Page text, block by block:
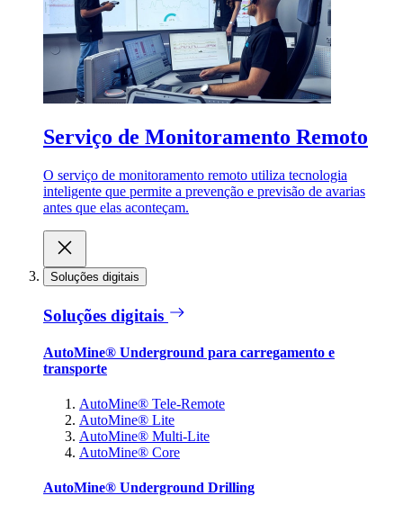
Serviço de Monitoramento Remoto
O serviço de monitoramento remoto utiliza tecnologia
inteligente que permite a prevenção e previsão de avarias
antes que elas aconteçam.
Soluções digitais
Soluções digitais
AutoMine® Underground para carregamento e
transporte
AutoMine® Tele-Remote
AutoMine® Lite
AutoMine® Multi-Lite
AutoMine® Core
AutoMine® Underground Drilling